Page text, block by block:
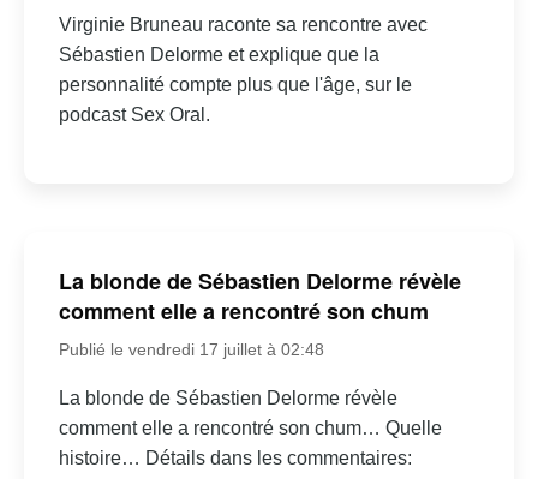
Virginie Bruneau raconte sa rencontre avec
Sébastien Delorme et explique que la
personnalité compte plus que l'âge, sur le
podcast Sex Oral.
La blonde de Sébastien Delorme révèle
comment elle a rencontré son chum
Publié le vendredi 17 juillet à 02:48
La blonde de Sébastien Delorme révèle
comment elle a rencontré son chum… Quelle
histoire… Détails dans les commentaires: